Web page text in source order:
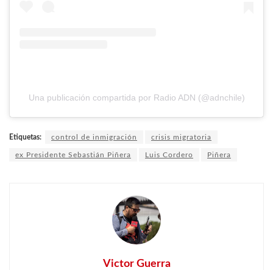
Una publicación compartida por Radio ADN (@adnchile)
Etiquetas: control de inmigración crisis migratoria
ex Presidente Sebastián Piñera Luis Cordero Piñera
Victor Guerra